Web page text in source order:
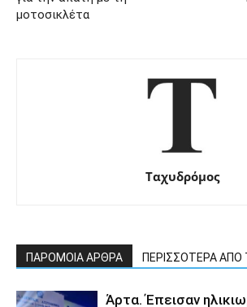
μοτοσικλέτα
Ταχυδρόμος
ΠΑΡΟΜΟΙΑ ΑΡΘΡΑ ΠΕΡΙΣΣΟΤΕΡΑ
Άρτα. Έπεισαν